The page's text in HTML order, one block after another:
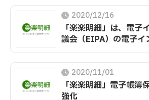
2020/12/16
「楽楽明細」は、電子
議会（EIPA）の電子イ
けた提言に賛同します
2020/11/01
「楽楽明細」電子帳簿
強化